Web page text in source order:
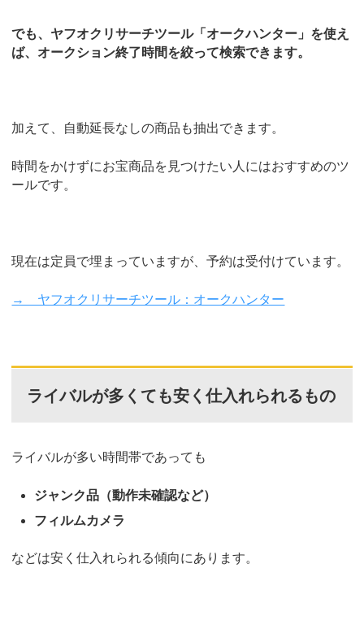
でも、ヤフオクリサーチツール「オークハンター」を使え
ば、オークション終了時間を絞って検索できます。
加えて、自動延長なしの商品も抽出できます。
時間をかけずにお宝商品を見つけたい人にはおすすめのツ
ールです。
現在は定員で埋まっていますが、予約は受付けています。
→ ヤフオクリサーチツール：オークハンター
ライバルが多くても安く仕入れられるもの
ライバルが多い時間帯であっても
ジャンク品（動作未確認など）
フィルムカメラ
などは安く仕入れられる傾向にあります。